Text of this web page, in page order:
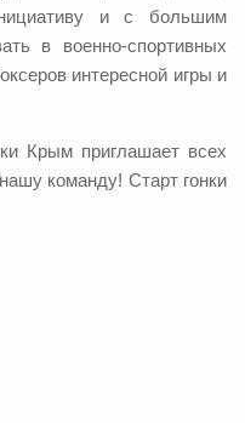
и с большим
в военно-спортивных
интересной игры и
Крым приглашает всех
команду! Старт гонки